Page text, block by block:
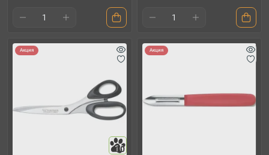
Акция
10
Акция